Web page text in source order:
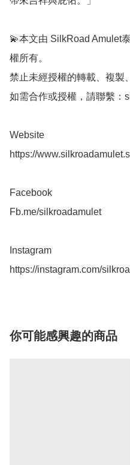
💫本文由 SilkRoad Amulet
權所有。
禁止未經授權的轉載、複製
如需合作或授權，請聯繫：
Website
https://
Facebook
Fb.me/silkroadamulet
Instagram
https://instagram.com/
你可能感興趣的商品